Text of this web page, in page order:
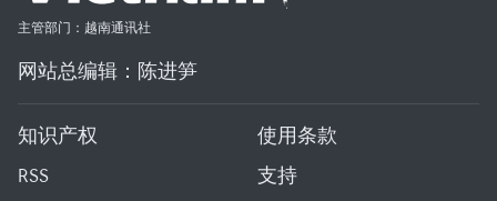
主管部门：越南通讯社
网站总编辑：陈进笋
知识产权
使用条款
RSS
支持